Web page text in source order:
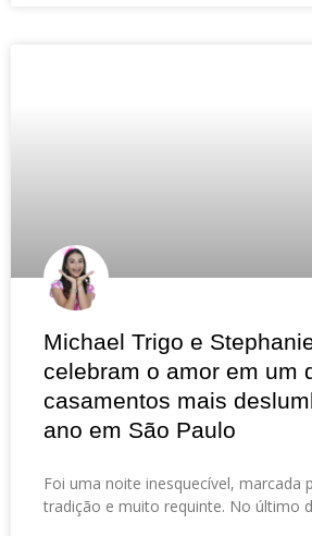
Michael Trigo e
celebram o amor em um
casamentos mais
ano em São Paulo
Foi uma noite inesquecível, marcada
tradição e muito requinte. No último